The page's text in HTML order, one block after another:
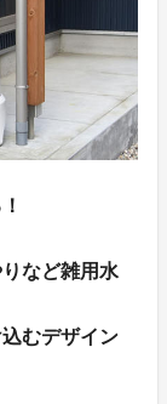
など雑用水
むデザイン